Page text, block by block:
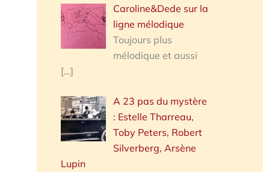
Caroline&Dede sur la
ligne mélodique
Toujours plus
mélodique et aussi
[…]
A 23 pas du mystère
: Estelle Tharreau,
Toby Peters, Robert
Silverberg, Arsène
Lupin